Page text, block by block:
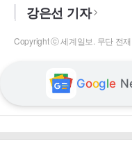
강은선 기자
Copyright ⓒ 세계일보. 무단 전
Google